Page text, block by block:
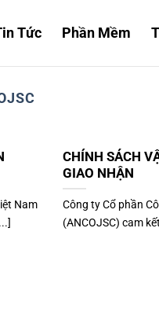
Tức Phần Mềm
Nam
CHÍNH SÁCH
GIAO NHẬN
Công ty Cổ phần
(ANCOJSC) cam